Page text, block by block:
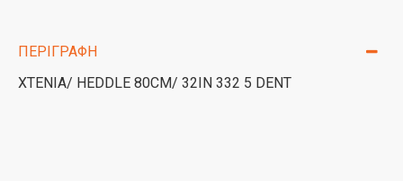
ΠΕΡΙΓΡΑΦΉ
XTENIA/ HEDDLE 80CM/ 32IN 332 5 DENT